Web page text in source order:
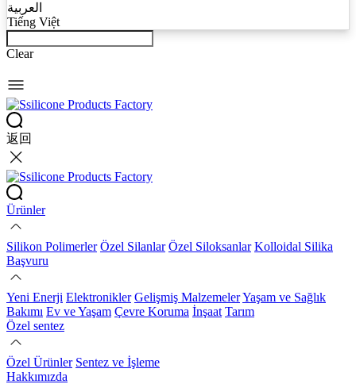
العربية
Tiếng Việt
Clear
返回
Ürünler
Silikon Polimerler Özel Silanlar Özel Siloksanlar Kolloidal Silika
Başvuru
Yeni Enerji Elektronikler Gelişmiş MalzemelerYaşam ve Sağlık
Bakımı Ev ve Yaşam Çevre Koruma İnşaat Tarım
Özel sentez
Özel Ürünler Sentez ve İşleme
Hakkımızda